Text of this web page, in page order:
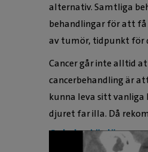
alternativ. Samtliga
behandlingar för att
av tumör, tidpunkt för
Cancer går inte alltid
cancerbehandling är
kunna leva sitt
djuret far illa. Då
Onkologi är läran